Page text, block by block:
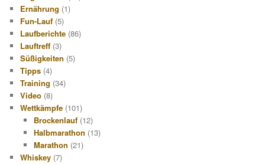
Ernährung (1)
Fun-Lauf (5)
Laufberichte (86)
Lauftreff (3)
Süßigkeiten (5)
Tipps (4)
Training (34)
Video (8)
Wettkämpfe (101)
Brockenlauf(12)
Halbmarathon (13)
Marathon (21)
Whiskey (7)